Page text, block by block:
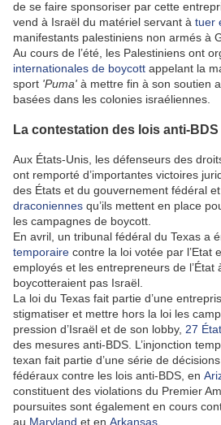
de se faire sponsoriser par cette
vend à Israël du matériel servant à tuer
manifestants palestiniens non armés à
Au cours de l’été, les Palestiniens ont
internationales de boycott appelant la
sport 'Puma' à mettre fin à son soutien
basées dans les colonies israéliennes.
La contestation des lois anti-BDS
Aux États-Unis, les défenseurs des
ont remporté d’importantes victoires
des États et du gouvernement fédéral
draconiennes qu’ils mettent en place
les campagnes de boycott.
En avril, un tribunal fédéral du Texas a
temporaire contre la loi votée par l’Etat
employés et les entrepreneurs de l’État
boycotteraient pas Israël.
La loi du Texas fait partie d’une
stigmatiser et mettre hors la loi les
pression d’Israël et de son lobby, 27
des mesures anti-BDS. L’injonction
texan fait partie d’une série de
fédéraux contre les lois anti-BDS, en
constituent des violations du Premier
poursuites sont également en cours
au Maryland et en Arkansas